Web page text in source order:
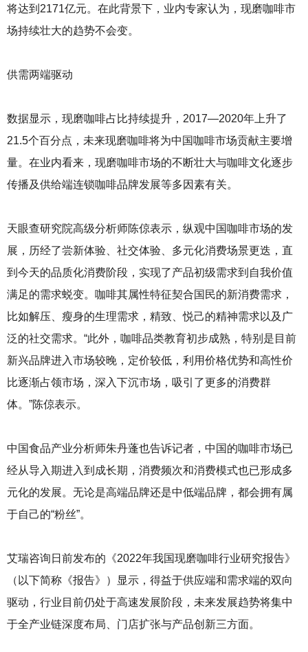
将达到2171亿元。在此背景下，业内专家认为，现磨咖啡市
场持续壮大的趋势不会变。
供需两端驱动
数据显示，现磨咖啡占比持续提升，2017—2020年上升了
21.5个百分点，未来现磨咖啡将为中国咖啡市场贡献主要增
量。在业内看来，现磨咖啡市场的不断壮大与咖啡文化逐步
传播及供给端连锁咖啡品牌发展等多因素有关。
天眼查研究院高级分析师陈倞表示，纵观中国咖啡市场的发
展，历经了尝新体验、社交体验、多元化消费场景更迭，直
到今天的品质化消费阶段，实现了产品初级需求到自我价值
满足的需求蜕变。咖啡其属性特征契合国民的新消费需求，
比如解压、瘦身的生理需求，精致、悦己的精神需求以及广
泛的社交需求。“此外，咖啡品类教育初步成熟，特别是目前
新兴品牌进入市场较晚，定价较低，利用价格优势和高性价
比逐渐占领市场，深入下沉市场，吸引了更多的消费群
体。”陈倞表示。
中国食品产业分析师朱丹蓬也告诉记者，中国的咖啡市场已
经从导入期进入到成长期，消费频次和消费模式也已形成多
元化的发展。无论是高端品牌还是中低端品牌，都会拥有属
于自己的“粉丝”。
艾瑞咨询日前发布的《2022年我国现磨咖啡行业研究报告》
（以下简称《报告》）显示，得益于供应端和需求端的双向
驱动，行业目前仍处于高速发展阶段，未来发展趋势将集中
于全产业链深度布局、门店扩张与产品创新三方面。